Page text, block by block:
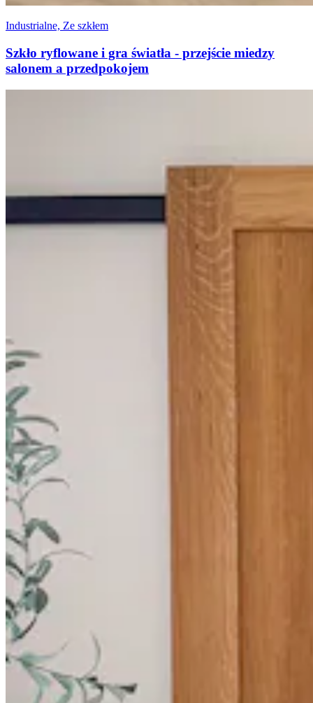
Industrialne, Ze szkłem
Szkło ryflowane i gra światła - przejście miedzy
salonem a przedpokojem